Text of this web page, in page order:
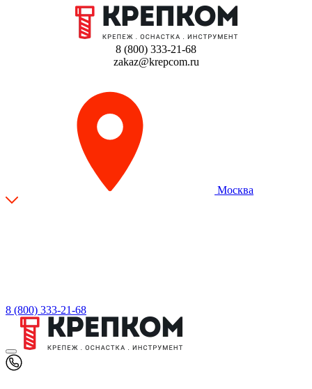
8 (800) 333-21-68
zakaz@krepcom.ru
Москва
8 (800) 333-21-68